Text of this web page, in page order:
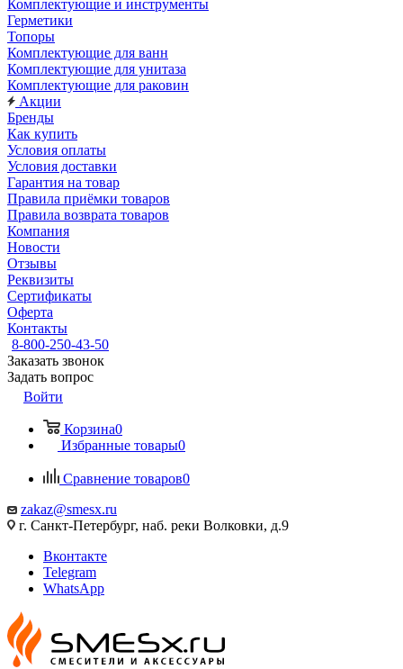
Комплектующие и инструменты
Герметики
Топоры
Комплектующие для ванн
Комплектующие для унитаза
Комплектующие для раковин
Акции
Бренды
Как купить
Условия оплаты
Условия доставки
Гарантия на товар
Правила приёмки товаров
Правила возврата товаров
Компания
Новости
Отзывы
Реквизиты
Сертификаты
Оферта
Контакты
8-800-250-43-50
Заказать звонок
Задать вопрос
Войти
Корзина0
Избранные товары0
Сравнение товаров0
zakaz@smesx.ru
г. Санкт-Петербург, наб. реки Волковки, д.9
Вконтакте
Telegram
WhatsApp